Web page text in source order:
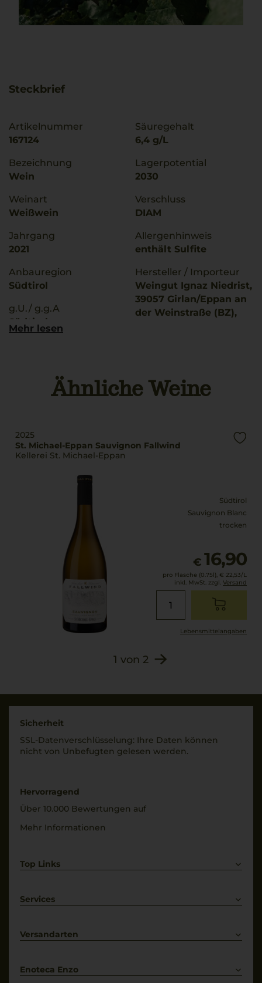
Steckbrief
Artikelnummer
167124
Bezeichnung
Wein
Weinart
Weißwein
Jahrgang
2021
Anbauregion
Südtirol
g.U./ g.g.A
Südtirol
Trinktemperatur
14,5 % Vol.
Restsüße
Säuregehalt
6,4 g/L
Lagerpotential
2030
Verschluss
DIAM
Allergenhinweis
enthält Sulfite
Hersteller / Importeur
Weingut Ignaz Niedrist,
39057 Girlan/Eppan an
der Weinstraße (BZ),
Füllmenge
0,75 L
Mehr lesen
Ähnliche Weine
2025
St. Michael-Eppan Sauvignon Fallwind
Kellerei St. Michael-Eppan
Südtirol
Sauvignon Blanc
trocken
€ 16,90
pro Flasche (0.75l), € 22,53/L
inkl. MwSt. zzgl. Versand
Lebensmittel­angaben
1 von 2
Sicherheit
SSL-Daten­verschlüs­selung: Ihre Daten können
nicht von Unbe­fugten gelesen werden.
Hervorragend
Über 10.000 Bewertungen auf
Mehr Informationen
Top Links
Weißwein
Services
Kontakt
Versandarten
Enoteca Enzo